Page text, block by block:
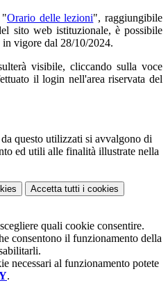
"Orario delle lezioni", raggiungibile
sito web istituzionale, è possibile
vigore dal 28/10/2024.
visibile, cliccando sulla voce
il login nell'area riservata del
questo utilizzati si avvalgono di
ed utili alle finalità illustrate nella
Accetta tutti i cookies
quali cookie consentire.
consentono il funzionamento della
necessari al funzionamento potete
.